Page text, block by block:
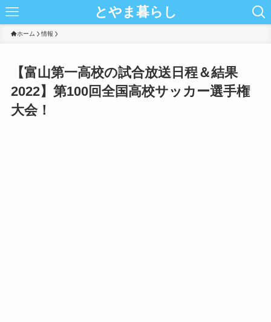
とやま暮らし
ホーム 情報
【富山第一高校の試合放送日程＆結果
2022】第100回全国高校サッカー選手権
大会！